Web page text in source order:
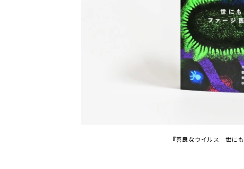
『善良なウイルス 世に